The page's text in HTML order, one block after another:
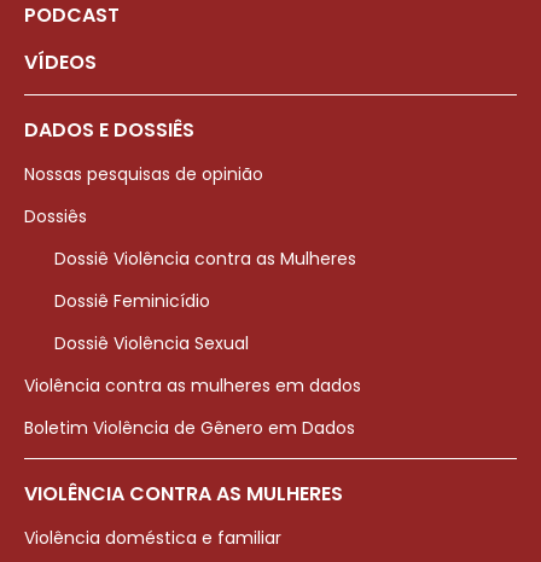
PODCAST
VÍDEOS
DADOS E DOSSIÊS
Nossas pesquisas de opinião
Dossiês
Dossiê Violência contra as Mulheres
Dossiê Feminicídio
Dossiê Violência Sexual
Violência contra as mulheres em dados
Boletim Violência de Gênero em Dados
VIOLÊNCIA CONTRA AS MULHERES
Violência doméstica e familiar